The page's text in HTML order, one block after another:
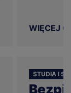
WIĘCEJ
STUDIA I